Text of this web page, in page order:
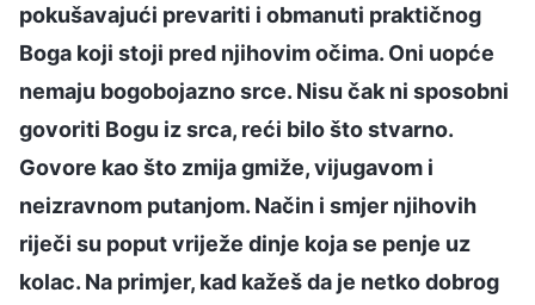
pokušavajući prevariti i obmanuti praktičnog
Boga koji stoji pred njihovim očima. Oni uopće
nemaju bogobojazno srce. Nisu čak ni sposobni
govoriti Bogu iz srca, reći bilo što stvarno.
Govore kao što zmija gmiže, vijugavom i
neizravnom putanjom. Način i smjer njihovih
riječi su poput vriježe dinje koja se penje uz
kolac. Na primjer, kad kažeš da je netko dobrog